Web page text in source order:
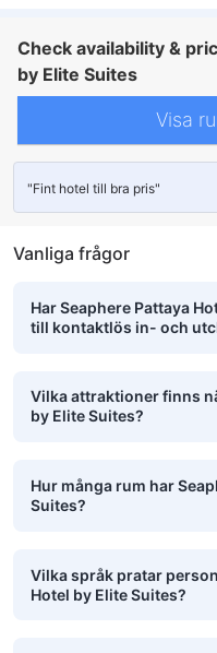
Check availability &
by Elite Suites
Visa
"Fint hotel till bra pris"
Vanliga frågor
Har Seaphere Pattaya
till kontaktlös in- och
Vilka attraktioner finns
by Elite Suites?
Hur många rum har
Suites?
Vilka språk pratar
Hotel by Elite Suites?